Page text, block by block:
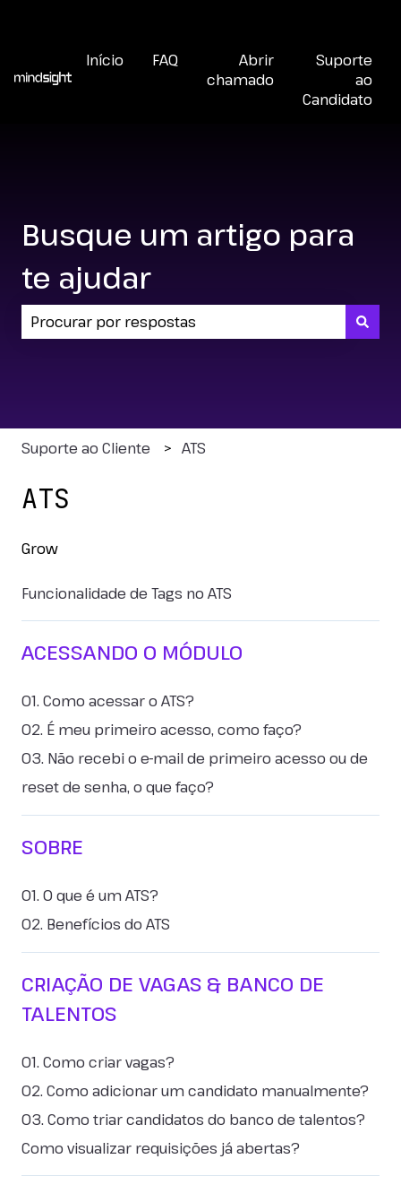
Início FAQ
Abrir
chamado
Suporte
ao
Candidato
Busque um artigo para
te ajudar
Suporte ao Cliente ATS
ATS
Grow
Funcionalidade de Tags no ATS
ACESSANDO O MÓDULO
01. Como acessar o ATS?
02. É meu primeiro acesso, como faço?
03. Não recebi o e-mail de primeiro acesso ou de
reset de senha, o que faço?
SOBRE
01. O que é um ATS?
02. Benefícios do ATS
CRIAÇÃO DE VAGAS & BANCO DE
TALENTOS
01. Como criar vagas?
02. Como adicionar um candidato manualmente?
03. Como triar candidatos do banco de talentos?
Como visualizar requisições já abertas?